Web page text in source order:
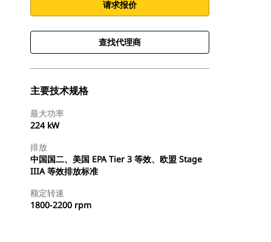
请求报价
查找代理商
主要技术规格
最大功率
224 kW
排放
中国国二、美国 EPA Tier 3 等效、欧盟 Stage
IIIA 等效排放标准
额定转速
1800-2200 rpm